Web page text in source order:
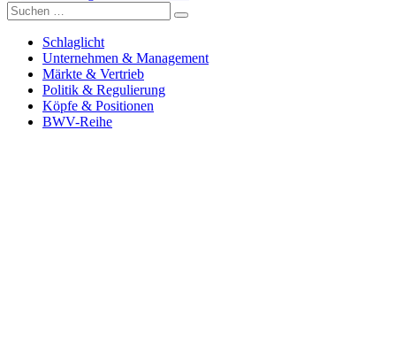
Versicherungswirtschaft-heute
Suche
nach:
Schlaglicht
Unternehmen & Management
Märkte & Vertrieb
Politik & Regulierung
Köpfe & Positionen
BWV-Reihe